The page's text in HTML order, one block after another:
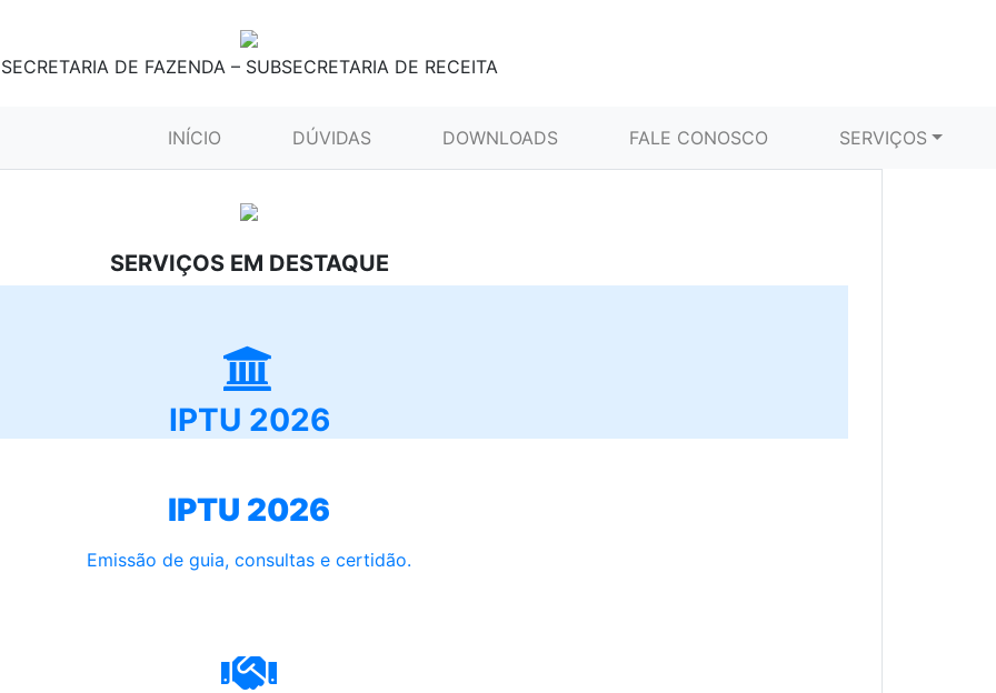
SECRETARIA DE FAZENDA – SUBSECRETARIA DE RECEITA
INÍCIO (CURRENT)DÚVIDAS DOWNLOADS FALE CONOSCO SERVIÇOS
SERVIÇOS EM DESTAQUE
IPTU 2026
IPTU 2026
Emissão de guia, consultas e certidão.